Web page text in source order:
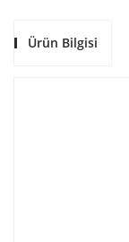
Ürün Bilgisi